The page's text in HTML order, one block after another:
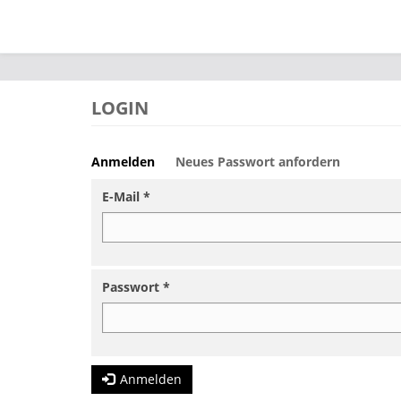
LOGIN
Haupt-Reiter
Anmelden (aktiver
Neues Passwort anfordern
E-Mail *
Passwort *
Anmelden